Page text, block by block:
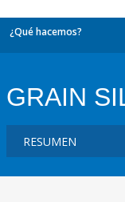
¿Qué hacemos?
GRAIN